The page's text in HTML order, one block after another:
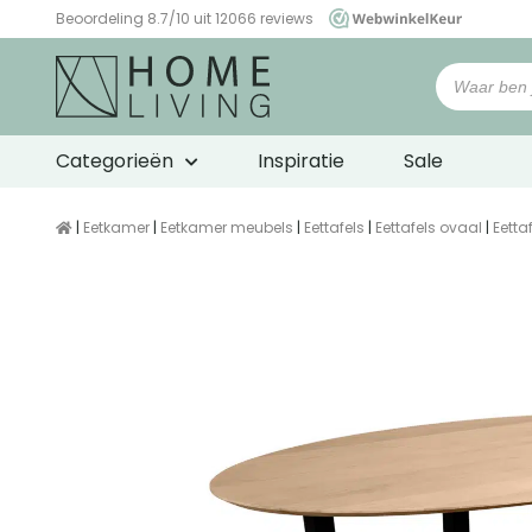
Beoordeling 8.7/10 uit 12066 reviews
WebwinkelKeur
Categorieën Inspiratie Sale
| Eetkamer | Eetkamer meubels | Eettafels | Eettafels ovaal |